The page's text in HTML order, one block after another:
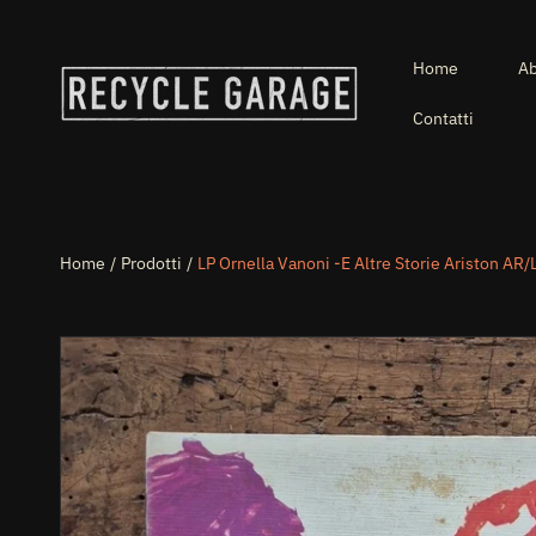
Home
Contatti
Home Prodotti LP Ornella Vanoni -E Altre Storie Ariston
PASSA ALLE INFORMAZIONI SUL PRODOTTO